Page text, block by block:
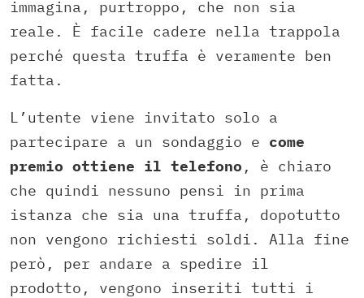
immagina, purtroppo, che non sia
reale. È facile cadere nella trappola
perché questa truffa è veramente ben
fatta.
L’utente viene invitato solo a
partecipare a un sondaggio e come
premio ottiene il telefono , è chiaro
che quindi nessuno pensi in prima
istanza che sia una truffa, dopotutto
non vengono richiesti soldi. Alla fine
però, per andare a spedire il
prodotto, vengono inseriti tutti i